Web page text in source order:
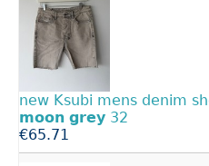
new Ksubi mens denim
moon grey 32
€65.71